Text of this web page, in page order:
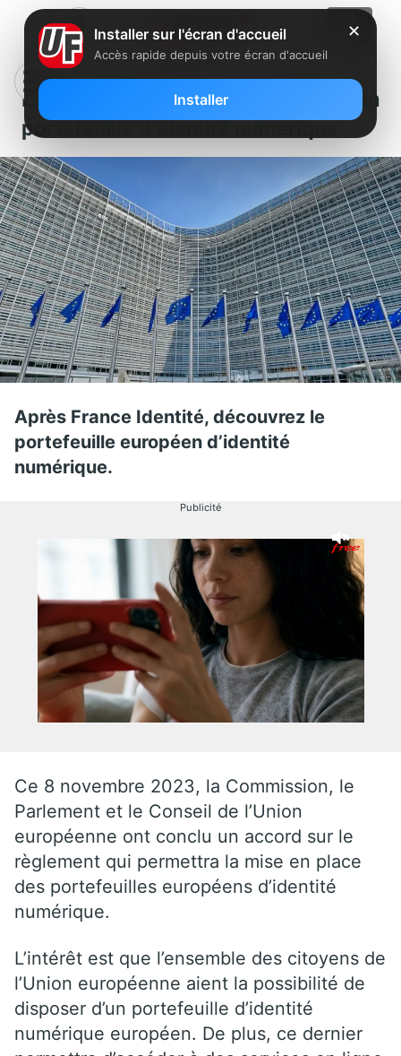
L’Union européenne lance son
portefeuille d’identité numérique
Après France Identité, découvrez le
portefeuille européen d’identité
numérique.
Publicité
Ce 8 novembre 2023, la Commission, le
Parlement et le Conseil de l’Union
européenne ont conclu un accord sur le
règlement qui permettra la mise en place
des portefeuilles européens d’identité
numérique.
L’intérêt est que l’ensemble des citoyens de
l’Union européenne aient la possibilité de
disposer d’un portefeuille d’identité
numérique européen. De plus, ce dernier
✕
Installer sur l'écran d'accueil
Accès rapide depuis votre écran d'accueil
Installer